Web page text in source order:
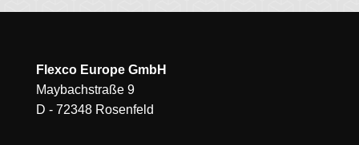
Flexco Europe GmbH
Maybachstraße 9
D - 72348 Rosenfeld